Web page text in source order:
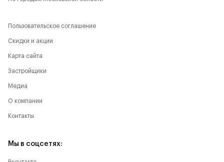
Пользовательское соглашение
Скидки и акции
Карта сайта
Застройщики
Медиа
О компании
Контакты
Мы в соцсетях: